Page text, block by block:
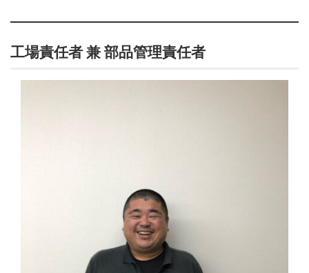
工場責任者 兼 部品管理責任者